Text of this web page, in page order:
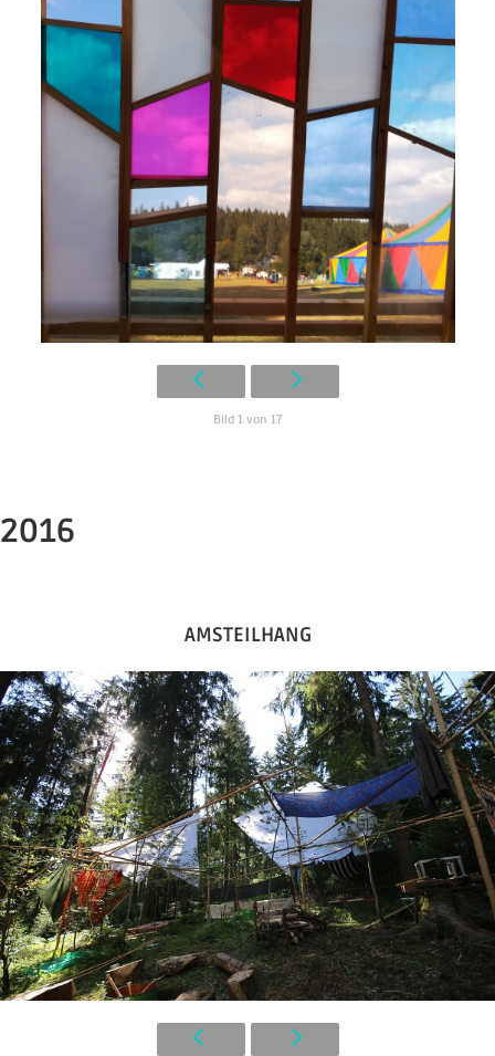
Bild 1 von 17
2016
AMSTEILHANG